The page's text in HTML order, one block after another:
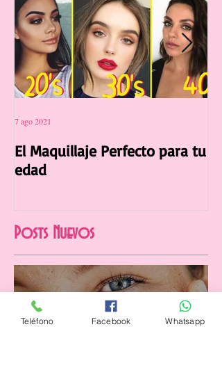
Posts Destacados
El Maquillaje Perfecto para tu
edad
7 ago 2021
Posts Nuevos
Teléfono Facebook Whatsapp